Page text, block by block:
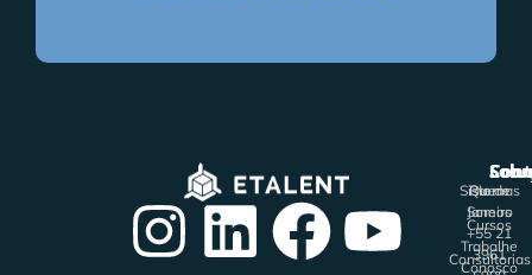
Sistemas
Cursos
Consultorias
Quem
Somos
Trabalhe
Conosco
Rio de
Janeiro
+55 21
3961